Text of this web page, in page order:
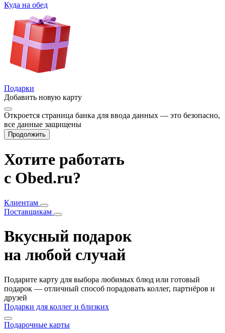
Куда на обед
Подарки
Добавить новую карту
Откроется страница банка для ввода данных — это безопасно,
все данные защищены
Продолжить
Хотите работать
с Obed.ru?
Клиентам
Поставщикам
Вкусный подарок
на любой случай
Подарите карту для выбора любимых блюд или готовый
подарок — отличный способ порадовать коллег, партнёров и
друзей
Подарки для коллег и близких
Подарочные карты